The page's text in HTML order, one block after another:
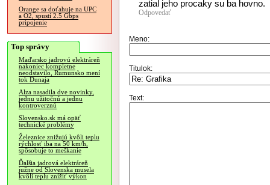
Orange sa doťahuje na UPC
a O2, spustí 2.5 Gbps
pripojenie
Top správy
Maďarsko jadrovú elektráreň
nakoniec kompletne
neodstavilo, Rumunsko mení
tok Dunaja
Alza nasadila dve novinky,
jednu užitočnú a jednu
kontroverznú
Slovensko.sk má opäť
technické problémy
Železnice znižujú kvôli teplu
rýchlosť iba na 50 km/h,
spôsobuje to meškanie
Ďalšia jadrová elektráreň
južne od Slovenska musela
kvôli teplu znížiť výkon
zatial jeho procaky su ba hovno.
Odpovedať
Meno:
Titulok:
Text: